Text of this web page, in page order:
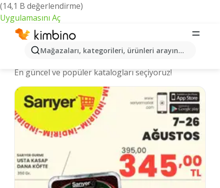
(14,1 B değerlendirme)
Uygulamasını Aç
Mağazaları, kategorileri, ürünleri arayın...
Bursa şehrinde kataloglar ve indirimli
En güncel ve popüler katalogları seçiyoruz!